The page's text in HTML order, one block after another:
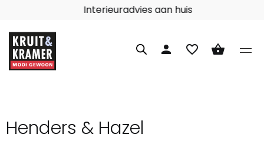
Interieuradvies aan huis
person favorite_border shopping_basket
Henders & Hazel